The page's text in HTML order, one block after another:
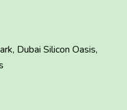
Dubai Silicon Oasis,